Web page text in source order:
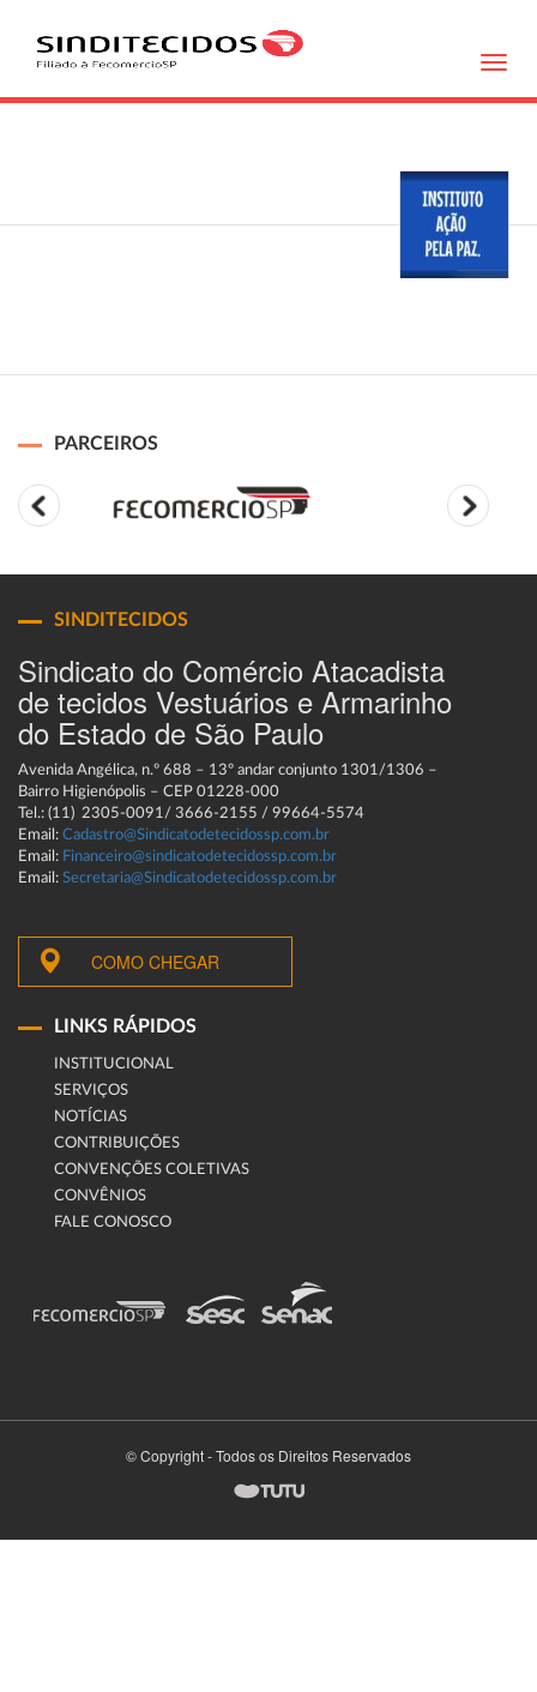
PARCEIROS
SINDITECIDOS
Sindicato do Comércio Atacadista
de tecidos Vestuários e Armarinho
do Estado de São Paulo
Avenida Angélica, n.º 688 – 13º andar conjunto 1301/1306 –
Bairro Higienópolis – CEP 01228-000
Tel.: (11) 2305-0091/ 3666-2155 / 99664-5574
Email: Cadastro@Sindicatodetecidossp.com.br
Email: Financeiro@sindicatodetecidossp.com.br
Email: Secretaria@Sindicatodetecidossp.com.br
COMO CHEGAR
LINKS RÁPIDOS
INSTITUCIONAL
SERVIÇOS
NOTÍCIAS
CONTRIBUIÇÕES
CONVENÇÕES COLETIVAS
CONVÊNIOS
FALE CONOSCO
© Copyright - Todos os Direitos Reservados